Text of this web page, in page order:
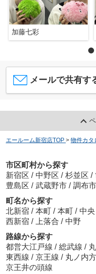
加藤七彩
メールで共有す
エールーム新宿店TOP > 物件カタ
市区町村から探す
新宿区 / 中野区 / 杉並区 /
豊島区 / 武蔵野市 / 調布市
町名から探す
北新宿 / 本町 / 本町 / 中央
西新宿 / 上落合 / 中野
路線から探す
都営大江戸線 / 総武線 /
東西線 / 京王線 / 丸ノ内
京王井の頭線